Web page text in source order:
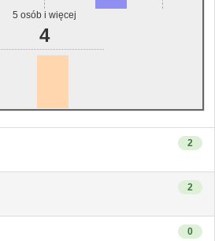
5 osób i więcej
4
2
2
0